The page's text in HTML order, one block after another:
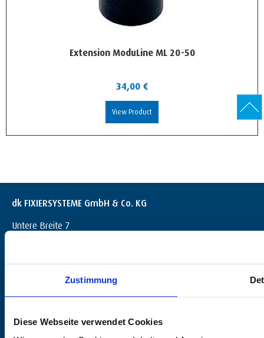
Zustimmung
Diese Webseite verwendet Cookies
Extension ModuLine ML 20-50
34,00 €
View Product
dk FIXIERSYSTEME GmbH & Co. KG
Untere Breite 7
info@dk-fixiersysteme.de